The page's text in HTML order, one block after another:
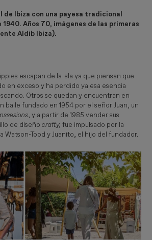
de Ibiza con una payesa tradicional
1940. Años 70, imágenes de las primeras
Aldib Ibiza).
escapan de la isla ya que piensan que
en exceso y ha perdido ya esa esencia
Otros se quedan y encuentran en
baile fundado en 1954 por el señor Juan, un
, y a partir de 1985 vender sus
de diseñocrafty, fue impulsado por la
Watson-Tood y Juanito, el hijo del fundador.